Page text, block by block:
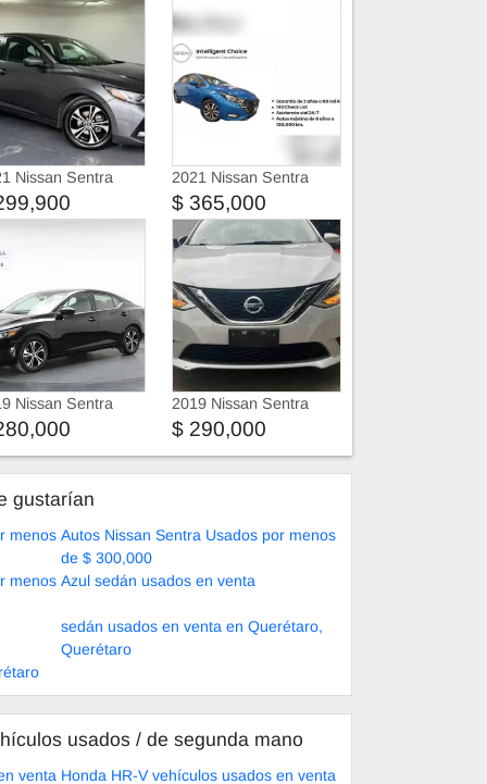
Nissan Sentra 2021 Nissan Sentra
$ 365,000
Nissan Sentra 2019 Nissan Sentra
$ 290,000
gustarían
menos Autos Nissan Sentra Usados por menos
de $ 300,000
menos Azul sedán usados en venta
sedán usados en venta en Querétaro,
Querétaro
usados ​​/ de segunda mano
venta Honda HR-V vehículos usados en venta